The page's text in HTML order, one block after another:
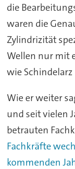
die
waren die
Zylindrizität
Wellen nur mit
wie
Wie er weiter
und seit vielen
betrauten
Fachkräfte
kommenden